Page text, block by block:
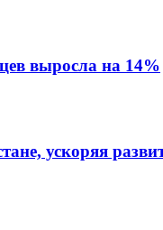
выросла на 14%
ускоряя